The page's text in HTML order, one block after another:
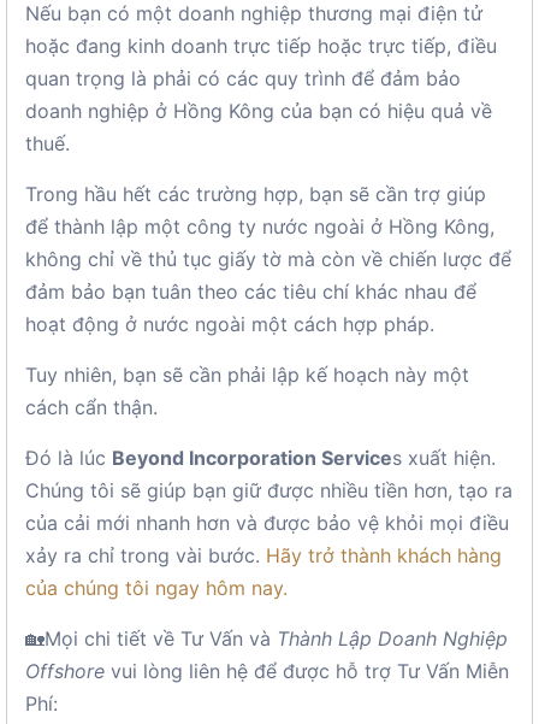
Nếu bạn có một doanh nghiệp thương mại điện tử
hoặc đang kinh doanh trực tiếp hoặc trực tiếp, điều
quan trọng là phải có các quy trình để đảm bảo
doanh nghiệp ở Hồng Kông của bạn có hiệu quả về
thuế.
Trong hầu hết các trường hợp, bạn sẽ cần trợ giúp
để thành lập một công ty nước ngoài ở Hồng Kông,
không chỉ về thủ tục giấy tờ mà còn về chiến lược để
đảm bảo bạn tuân theo các tiêu chí khác nhau để
hoạt động ở nước ngoài một cách hợp pháp.
Tuy nhiên, bạn sẽ cần phải lập kế hoạch này một
cách cẩn thận.
Đó là lúc Beyond Incorporation Services xuất hiện.
Chúng tôi sẽ giúp bạn giữ được nhiều tiền hơn, tạo ra
của cải mới nhanh hơn và được bảo vệ khỏi mọi điều
xảy ra chỉ trong vài bước. Hãy trở thành khách hàng
của chúng tôi ngay hôm nay.
🏡Mọi chi tiết về Tư Vấn và Thành Lập Doanh Nghiệp
Offshore vui lòng liên hệ để được hỗ trợ Tư Vấn Miễn
Phí: